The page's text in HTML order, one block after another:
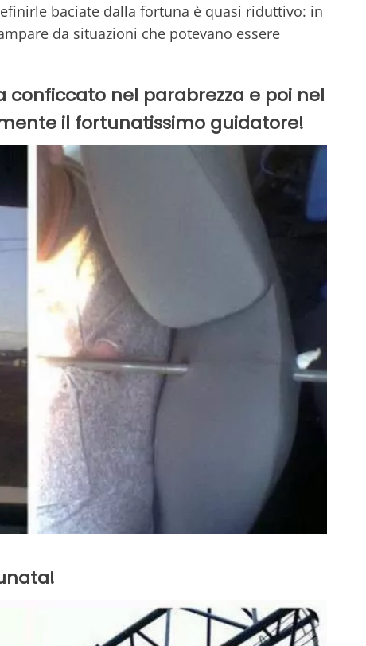
baciate dalla fortuna è quasi riduttivo: in
da situazioni che potevano essere
conficcato nel parabrezza e poi nel
il fortunatissimo guidatore!